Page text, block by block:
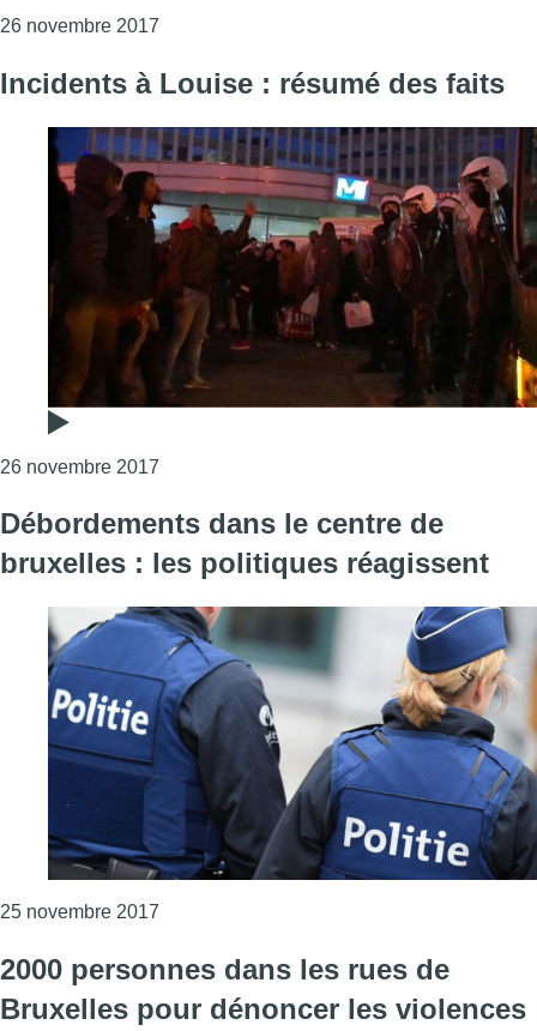
26 novembre 2017
Incidents à Louise : résumé des faits
26 novembre 2017
Débordements dans le centre de
bruxelles : les politiques réagissent
25 novembre 2017
2000 personnes dans les rues de
Bruxelles pour dénoncer les violences